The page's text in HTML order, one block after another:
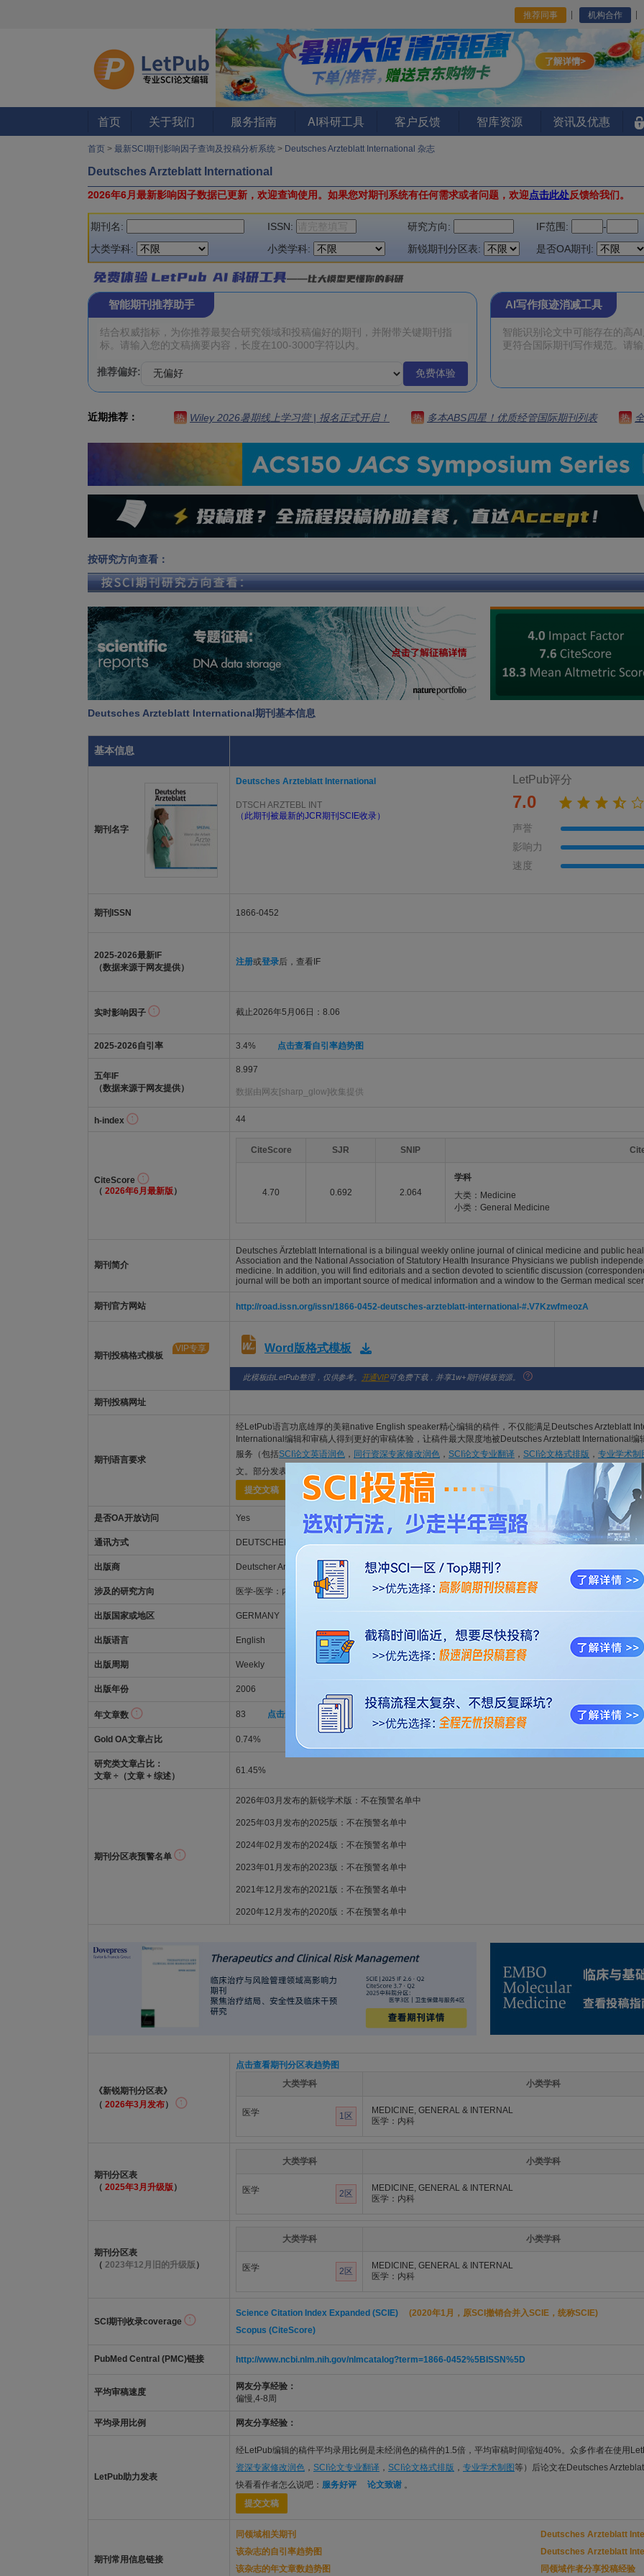
推荐同事 机构合作
首页 关于我们 服务指南 AI科研工具 客户反馈 智库资源 资讯及优惠
首页 > 最新SCI期刊影响因子查询及投稿分析系统 > Deutsches Arzteblatt International 杂志
Deutsches Arzteblatt International
2026年6月最新影响因子数据已更新，欢迎查询使用。 如果您对期刊系统有任何需求或者问题，欢迎点击此处反馈给我们。
期刊名: ISSN: 研究方向: IF范围:
-
大类学科:
小类学科: 新锐期刊分区表: 是否OA期刊:
智能期刊推荐助手
推荐偏好: 免费体验
AI写作痕迹消减工具
近期推荐： 热 Wiley 2026暑期线上学习营 | 报名正式开启！ 热 多本ABS四星！优质经管国际期刊列表 热
按研究方向查看：
Deutsches Arzteblatt International期刊基本信息
基本信息
期刊名字
Deutsches Arzteblatt International
DTSCH ARZTEBL INT
（此期刊被最新的JCR期刊SCIE收录）
LetPub评分
7.0
声誉
影响力
速度
期刊ISSN 1866-0452
2025-2026最新IF
（数据来源于网友提供）
注册或登录后，查看IF
实时影响因子 截止2026年5月06日：8.06
2025-2026自引率 3.4% 点击查看自引率趋势图
五年IF
（数据来源于网友提供）
8.997
数据由网友[sharp_glow]收集提供
h-index 44
CiteScore
（ 2026年6月最新版 ）
CiteScore SJR SNIP
4.70 0.692 2.064
学科
大类：Medicine
小类：General Medicine
期刊简介
Deutsches Ärzteblatt International is a bilingual weekly online journal of clinical medicine and public
Association and the National Association of Statutory Health Insurance Physicians we publish
medicine. In addition, you will find editorials and a section devoted to scientific discussion
journal will be both an important source of medical information and a window to the German medical
期刊官方网站 http://road.issn.org/issn/1866-0452-deutsches-arzteblatt-international-#.V7KzwfmeozA
期刊投稿格式模板
VIP专享 Word版格式模板
此模板由LetPub整理，仅供参考。 开通VIP可免费下载，并享1w+期刊模板资源。
期刊投稿网址
期刊语言要求
经LetPub语言功底雄厚的美籍native English speaker精心编辑的稿件，不仅能满足Deutsches Arzteblatt
International编辑和审稿人得到更好的审稿体验，让稿件最大限度地被Deutsches Arzteblatt International
服务（包括SCI论文英语润色 ， 同行资深专家修改润色 ， SCI论文专业翻译 ， SCI论文格式排版 ， 专业学术制
文。部分发表范例可查看：
服务好评 论文致谢。
提交文稿
是否OA开放访问 Yes
通讯方式 DEUTSCHER AERZTE-VERLAG GMBH, DIESELSTRABE 2, POSTFACH 400265, COLOGNE,
出版商 Deutscher Arzte-Verlag
涉及的研究方向 医学-医学：内科
出版国家或地区 GERMANY
出版语言 English
出版周期 Weekly
出版年份 2006
年文章数 83 点击查看年文章数趋势图
Gold OA文章占比 0.74%
研究类文章占比：
文章 ÷（文章 + 综述）
61.45%
期刊分区表预警名单
2026年03月发布的新锐学术版：不在预警名单中
2025年03月发布的2025版：不在预警名单中
2024年02月发布的2024版：不在预警名单中
2023年01月发布的2023版：不在预警名单中
2021年12月发布的2021版：不在预警名单中
2020年12月发布的2020版：不在预警名单中
《新锐期刊分区表》
（ 2026年3月发布）
点击查看期刊分区表趋势图
大类学科
小类学科
医学 1区
MEDICINE, GENERAL & INTERNAL
医学：内科
期刊分区表
（ 2025年3月升级版 ）
大类学科 小类学科
医学 2区
MEDICINE, GENERAL & INTERNAL
医学：内科
期刊分区表
（ 2023年12月旧的升级版 ）
大类学科 小类学科
医学 2区
MEDICINE, GENERAL & INTERNAL
医学：内科
SCI期刊收录coverage
Science Citation Index Expanded (SCIE)
(2020年1月，原SCI撤销合并入SCIE，统称SCIE)
Scopus (CiteScore)
PubMed Central (PMC)链接 http://www.ncbi.nlm.nih.gov/nlmcatalog?term=1866-0452%5BISSN%5D
平均审稿速度
网友分享经验：
偏慢,4-8周
平均录用比例 网友分享经验：
LetPub助力发表
经LetPub编辑的稿件平均录用比例是未经润色的稿件的1.5倍，平均审稿时间缩短40%。众多作者在使用
资深专家修改润色 ， SCI论文专业翻译 ， SCI论文格式排版 ， 专业学术制图等）后论文在Deutsches
快看看作者怎么说吧： 服务好评 论文致谢 。
提交文稿
期刊常用信息链接
同领域相关期刊
Deutsches Arzteblatt
该杂志的自引率趋势图
Deutsches Arzteblatt
该杂志的年文章数趋势图
同领域作者分享投稿经验